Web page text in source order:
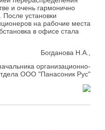
и очень гармонично
После установки
на рабочие места
в офисе стала
Богданова Н.А.,
организационно-
ООО "Панасоник Рус"